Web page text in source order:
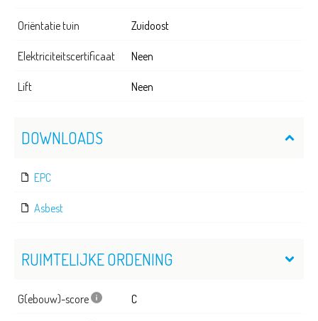
Oriëntatie tuin Zuidoost
Elektriciteitscertificaat Neen
Lift Neen
DOWNLOADS
EPC
Asbest
RUIMTELIJKE ORDENING
G(ebouw)-score C